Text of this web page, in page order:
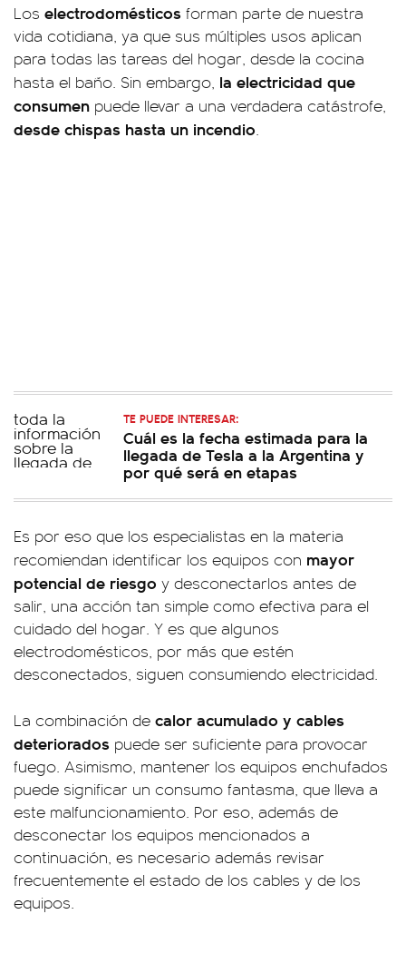
Los electrodomésticos forman parte de nuestra
vida cotidiana, ya que sus múltiples usos aplican
para todas las tareas del hogar, desde la cocina
hasta el baño. Sin embargo, la electricidad que
consumen puede llevar a una verdadera catástrofe,
desde chispas hasta un incendio.
TE PUEDE INTERESAR:
Cuál es la fecha estimada para la
llegada de Tesla a la Argentina y
por qué será en etapas
Es por eso que los especialistas en la materia
recomiendan identificar los equipos con mayor
potencial de riesgo y desconectarlos antes de
salir, una acción tan simple como efectiva para el
cuidado del hogar. Y es que algunos
electrodomésticos, por más que estén
desconectados, siguen consumiendo electricidad.
La combinación de calor acumulado y cables
deteriorados puede ser suficiente para provocar
fuego. Asimismo, mantener los equipos enchufados
puede significar un consumo fantasma, que lleva a
este malfuncionamiento. Por eso, además de
desconectar los equipos mencionados a
continuación, es necesario además revisar
frecuentemente el estado de los cables y de los
equipos.